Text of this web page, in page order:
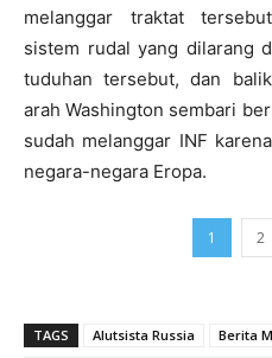
melanggar traktat
sistem rudal yang dilarang
tuduhan tersebut, dan
arah Washington sembari
sudah melanggar INF
negara-negara Eropa.
1 2
TAGS Alutsista Russia
Berita